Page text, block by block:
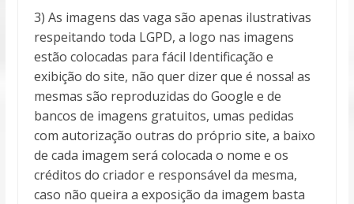
3) As imagens das vaga são apenas ilustrativas
respeitando toda LGPD, a logo nas imagens
estão colocadas para fácil Identificação e
exibição do site, não quer dizer que é nossa! as
mesmas são reproduzidas do Google e de
bancos de imagens gratuitos, umas pedidas
com autorização outras do próprio site, a baixo
de cada imagem será colocada o nome e os
créditos do criador e responsável da mesma,
caso não queira a exposição da imagem basta